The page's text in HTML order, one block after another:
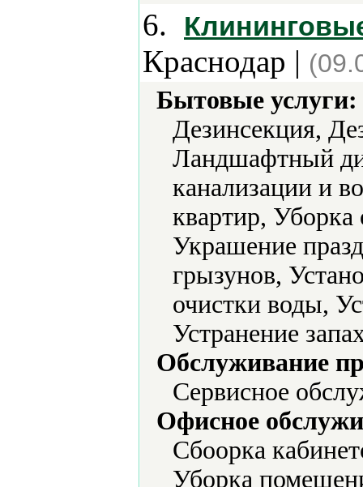
6.
Краснодар |
Бытовые услуги:
Дезинсекция,
Ландшафтный
канализации и
квартир,
Украшение
грызунов,
очистки воды,
Устранение
Обслуживание
Сервисное
Офисное
Сбоорка
Уборка